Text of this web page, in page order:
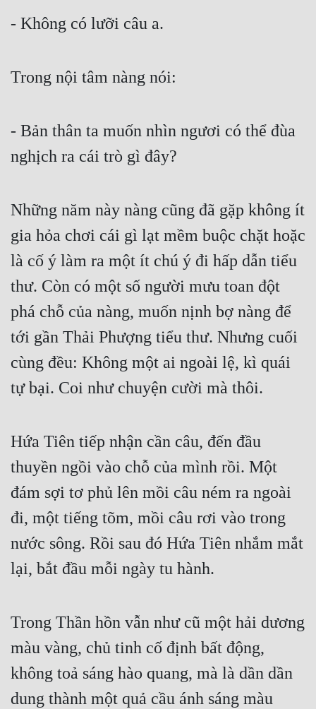
Đẹp
Cơ Trí
Sát Phạt Quyết Đoán
Điềm Đạm
- Không có lưỡi câu a.
Trong nội tâm nàng nói:
- Bản thân ta muốn nhìn ngươi có thể đùa
nghịch ra cái trò gì đây?
Những năm này nàng cũng đã gặp không ít
gia hỏa chơi cái gì lạt mềm buộc chặt hoặc
là cố ý làm ra một ít chú ý đi hấp dẫn tiểu
thư. Còn có một số người mưu toan đột
phá chỗ của nàng, muốn nịnh bợ nàng để
tới gần Thải Phượng tiểu thư. Nhưng cuối
cùng đều: Không một ai ngoài lệ, kì quái
tự bại. Coi như chuyện cười mà thôi.
Hứa Tiên tiếp nhận cần câu, đến đầu
thuyền ngồi vào chỗ của mình rồi. Một
đám sợi tơ phủ lên mồi câu ném ra ngoài
đi, một tiếng tõm, mồi câu rơi vào trong
nước sông. Rồi sau đó Hứa Tiên nhắm mắt
lại, bắt đầu mỗi ngày tu hành.
Trong Thần hồn vẫn như cũ một hải dương
màu vàng, chủ tinh cố định bất động,
không toả sáng hào quang, mà là dần dần
dung thành một quả cầu ánh sáng màu